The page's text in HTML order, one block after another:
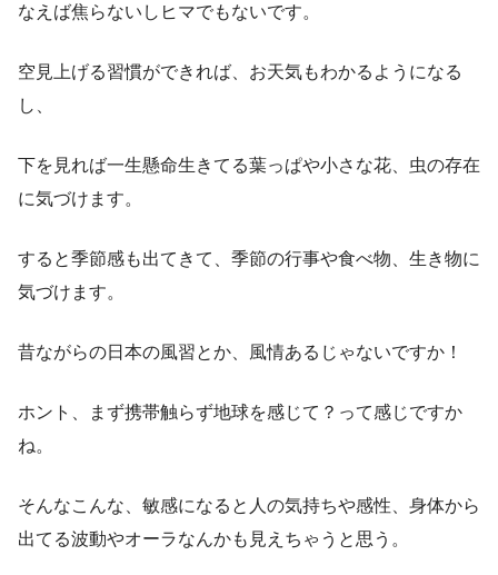
なえば焦らないしヒマでもないです。
空見上げる習慣ができれば、お天気もわかるようになる
し、
下を見れば一生懸命生きてる葉っぱや小さな花、虫の存在
に気づけます。
すると季節感も出てきて、季節の行事や食べ物、生き物に
気づけます。
昔ながらの日本の風習とか、風情あるじゃないですか！
ホント、まず携帯触らず地球を感じて？って感じですか
ね。
そんなこんな、敏感になると人の気持ちや感性、身体から
出てる波動やオーラなんかも見えちゃうと思う。